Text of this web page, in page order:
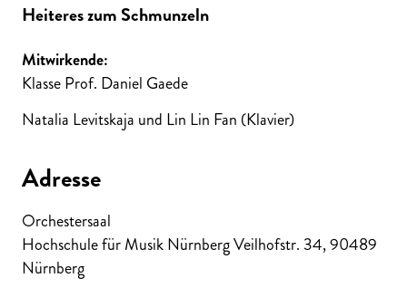
Heiteres zum Schmunzeln
Mitwirkende:
Klasse Prof. Daniel Gaede
Natalia Levitskaja und Lin Lin Fan (Klavier)
Adresse
Orchestersaal
Hochschule für Musik Nürnberg Veilhofstr. 34,90489
Nürnberg